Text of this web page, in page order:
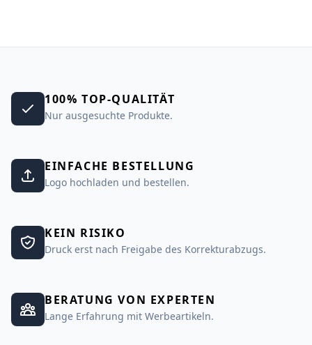
100% TOP-QUALITÄT
Nur ausgesuchte Produkte.
EINFACHE BESTELLUNG
Logo hochladen und bestellen.
KEIN RISIKO
Druck erst nach Freigabe des Korrekturabzugs.
BERATUNG VON EXPERTEN
Lange Erfahrung mit Werbeartikeln.